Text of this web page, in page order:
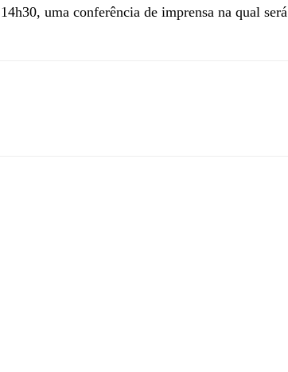
uma conferência de imprensa na qual